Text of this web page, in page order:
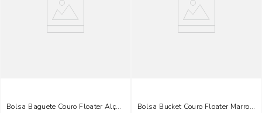
Bolsa Baguete Couro Floater Alça De Ombro Marrom Safari
Bolsa Bucket Couro Floater Marrom